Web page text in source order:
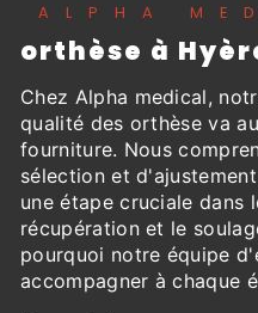
ALPHA
orthèse à
Chez Alpha medical,
qualité des orthèse va
fourniture. Nous
sélection et
une étape cruciale dans
récupération et le
pourquoi notre équipe
accompagner à chaque